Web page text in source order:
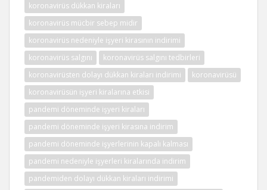
koronavirüs dükkan kiraları
koronavirüs mücbir sebep midir
koronavirüs nedeniyle işyeri kirasının indirimi
koronavirüs salgını
koronavirüs salgını tedbirleri
koronavirüsten dolayı dükkan kiraları indirimi
koronavirüsü
koronavirüsün işyeri kiralarına etkisi
pandemi döneminde işyeri kiraları
pandemi döneminde işyeri kirasına indirim
pandemi döneminde işyerlerinin kapalı kalması
pandemi nedeniyle işyerleri kiralarında indirim
pandemiden dolayı dükkan kiraları indirimi